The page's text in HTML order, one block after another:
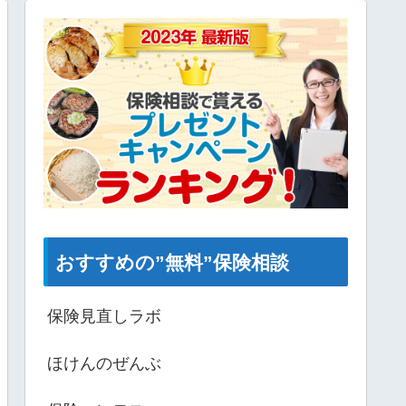
おすすめの”無料”保険相談
保険見直しラボ
ほけんのぜんぶ